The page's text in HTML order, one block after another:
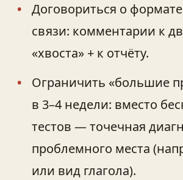
Договориться о
связи: комментарии к
«хвоста» + к отчёту.
Ограничить «большие
в 3–4 недели: вместо
тестов — точечная
проблемного места
или вид глагола).